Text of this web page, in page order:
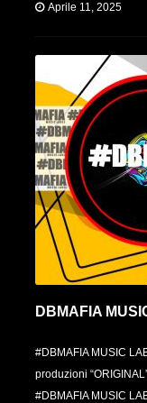
Aprile 11, 2025
DBMAFIA
#DBMAFIA MUSIC
produzioni
#DBMAFIA MUSIC